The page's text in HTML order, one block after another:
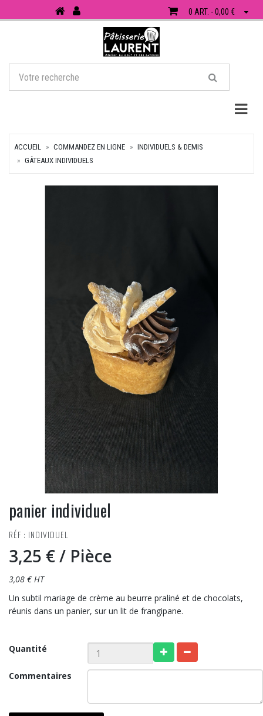
0 ART. - 0,00 €
ACCUEIL COMMANDEZ EN LIGNE
INDIVIDUELS & DEMIS
GÂTEAUX INDIVIDUELS
panier individuel
RÉF : INDIVIDUEL
3,25 €/ Pièce
3,08 € HT
Un subtil mariage de crème au beurre praliné et de chocolats,
réunis dans un panier, sur un lit de frangipane.
Quantité
Commentaires